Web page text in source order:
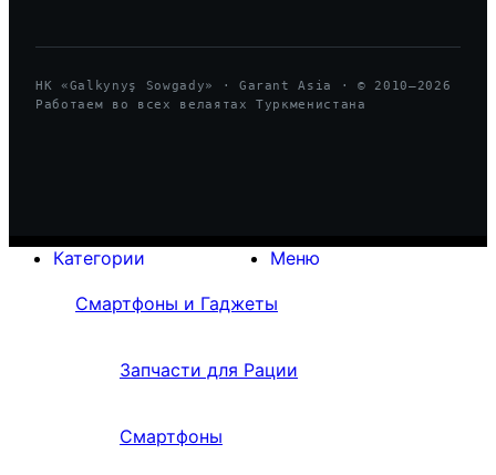
HK «Galkynyş Sowgady» · Garant Asia · © 2010—2026
Работаем во всех велаятах Туркменистана
Меню
Категории
Смартфоны и Гаджеты
Запчасти для Рации
Смартфоны